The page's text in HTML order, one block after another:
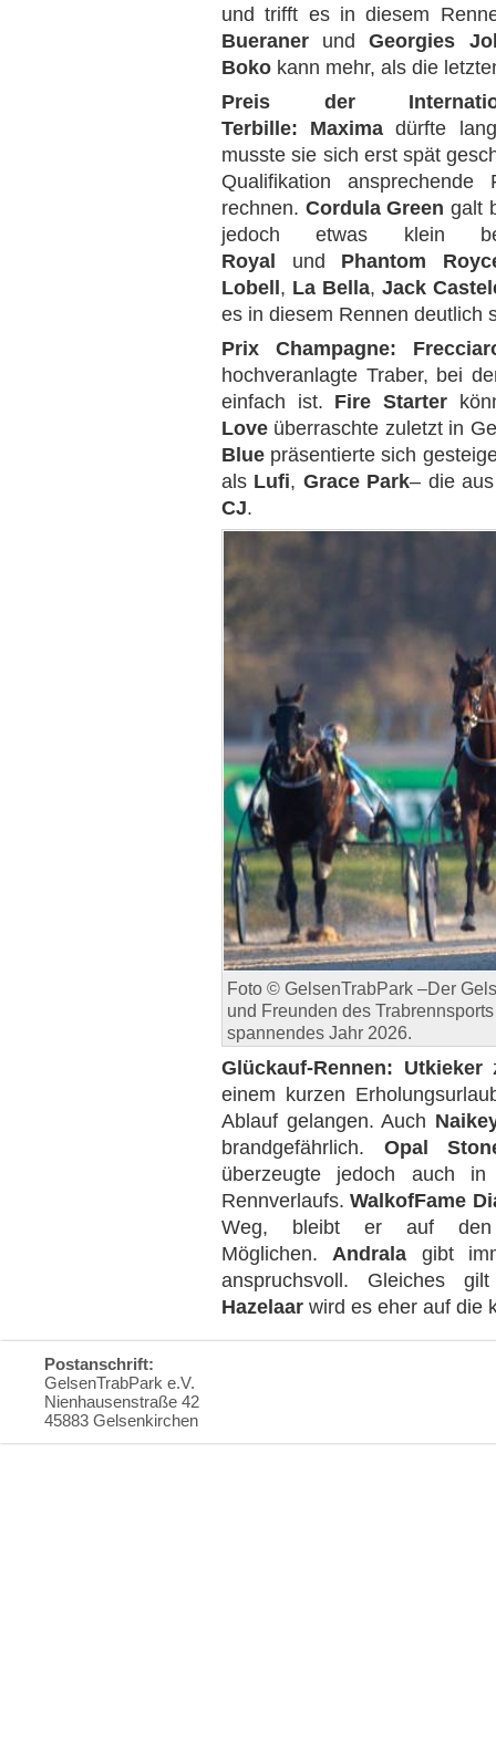
und trifft es in diesem
Bueraner und
Georgies
Boko kann mehr, als die
Preis der
Terbille: Maxima dürfte
musste sie sich erst spät
Qualifikation
rechnen. Cordula Green galt
jedoch etwas klein
Royal
und
Phantom
Lobell , La Bella, Jack
es in diesem Rennen deutlich
Prix Champagne:
hochveranlagte Traber, bei
einfach ist. Fire Starter
Love überraschte zuletzt in
Blue präsentierte sich
als Lufi, Grace Park– die
CJ.
Foto © GelsenTrabPark –Der
und Freunden des
spannendes Jahr 2026.
Glückauf-Rennen: Utkieker
einem kurzen
Ablauf gelangen. Auch
brandgefährlich.
Opal
überzeugte jedoch auch
Rennverlaufs. WalkofFame
Weg, bleibt er auf
Möglichen.
Andrala gibt
anspruchsvoll. Gleiches
Hazelaar wird es eher auf die
Postanschrift:
GelsenTrabPark e.V.
Nienhausenstraße 42
45883 Gelsenkirchen